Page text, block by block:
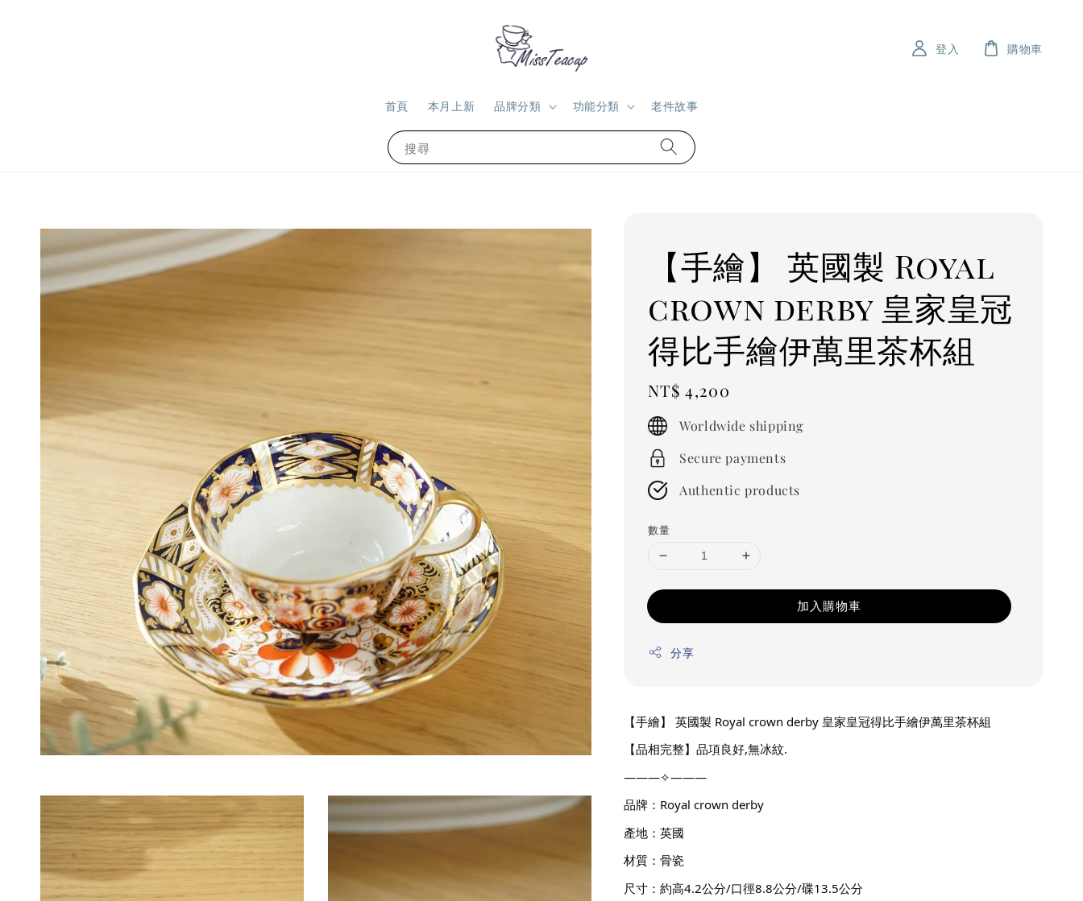
搜尋
首頁 本月上新 品牌分類 功能分類 老件故事
登入 購物車
【手繪】 英國製 Royal
crown derby 皇家皇冠
得比手繪伊萬里茶杯組
Regular
price
NT$ 4,200
Worldwide shipping
Secure payments
Authentic products
數量
加入購物車
分享
【手繪】 英國製 Royal crown derby 皇家皇冠得比手繪伊萬里茶杯組
【品相完整】品項良好,無冰紋.
———✧———
品牌：Royal crown derby
產地：英國
材質：骨瓷
尺寸：約高4.2公分/口徑8.8公分/碟13.5公分